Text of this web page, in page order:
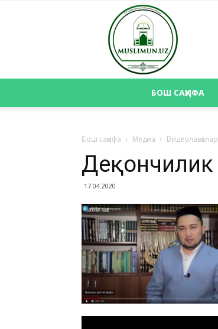
БОШ САҲИФА
Бош саҳифа Медиа Видеолавҳалар
17.04.2020